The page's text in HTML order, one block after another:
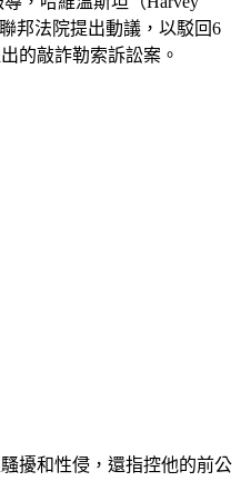
邦法院提出動議，以駁回6
的敲詐勒索訴訟案。
擾和性侵，還指控他的前公